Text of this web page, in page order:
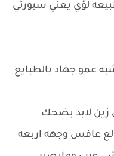
لؤي يعني سبورتي
عمو جهاد بالطبايع
زين لابد يضحك
عافس وجهه اربعه